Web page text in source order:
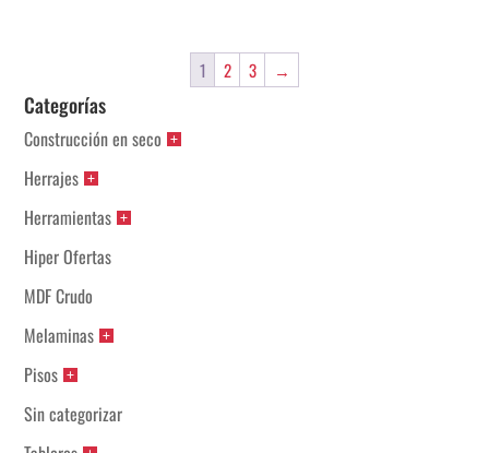
1 2 3 →
Categorías
Construcción en seco
Herrajes
Herramientas
Hiper Ofertas
MDF Crudo
Melaminas
Pisos
Sin categorizar